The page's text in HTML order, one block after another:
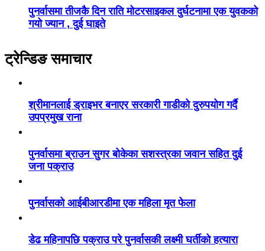
पुनर्वासमा तीजकै दिन राति मोटरसाइकल दुर्घटनामा एक युवकको
गयो ज्यान , दुई घाइते
ट्रेन्डिङ समाचार
श्रीमानलाई ड्राइभर बनाएर सरकारी गाडीको दुरुपयोग गर्दै
उपप्रमुख राना
पुनर्वासमा ब्राउन सुगर बोकेका सशस्त्रका जवान सहित दुई
जना पक्राउ
पुनर्वासको आईबीआरडीमा एक महिला मृत फेला
डेढ महिनापछि पक्राउ परे पुनर्वासकी लक्ष्मी घर्तीको हत्यारा